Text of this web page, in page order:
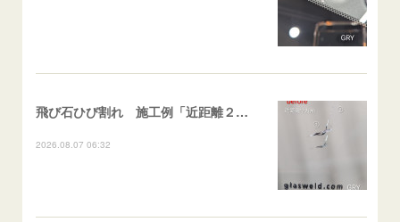
飛び石ひび割れ 施工例「近距離２箇所・パーシャル系+ストレート系」CX-8
2026.08.07 06:32